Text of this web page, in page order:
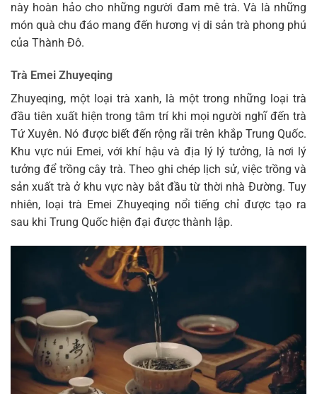
này hoàn hảo cho những người đam mê trà. Và là những
món quà chu đáo mang đến hương vị di sản trà phong phú
của Thành Đô.
Trà Emei Zhuyeqing
Zhuyeqing, một loại trà xanh, là một trong những loại trà
đầu tiên xuất hiện trong tâm trí khi mọi người nghĩ đến trà
Tứ Xuyên. Nó được biết đến rộng rãi trên khắp Trung Quốc.
Khu vực núi Emei, với khí hậu và địa lý lý tưởng, là nơi lý
tưởng để trồng cây trà. Theo ghi chép lịch sử, việc trồng và
sản xuất trà ở khu vực này bắt đầu từ thời nhà Đường. Tuy
nhiên, loại trà Emei Zhuyeqing nổi tiếng chỉ được tạo ra
sau khi Trung Quốc hiện đại được thành lập.